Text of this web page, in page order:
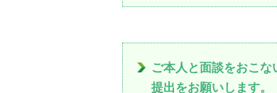
ご本人と面談をおこ
提出をお願いします。